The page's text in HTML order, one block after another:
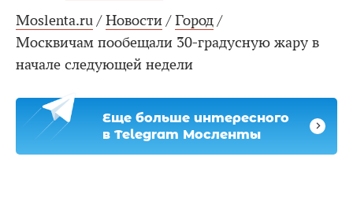
Moslenta.ru / Новости / Город /
Москвичам пообещали 30-градусную жару в
начале следующей недели
Еще больше интересного
в Telegram Мосленты